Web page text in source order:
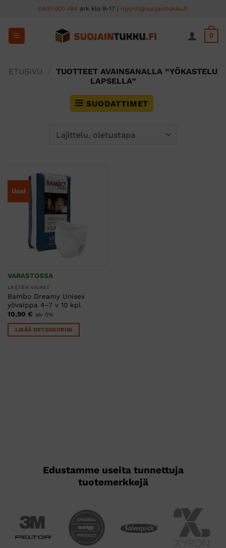
content
0400 600 484 ark klo 9-17 | myynti@suojaintukku.fi
0
ETUSIVU
TUOTTEET AVAINSANALLA “YÖKASTELU
LAPSELLA”
SUODATTIMET
Uusi
VARASTOSSA
LASTEN VAIPAT
Bambo Dreamy Unisex
yövaippa 4–7 v 10 kpl
10,90 € alv 0%
LISÄÄ OSTOSKORIIN
Edustamme useita tunnettuja
tuotemerkkejä